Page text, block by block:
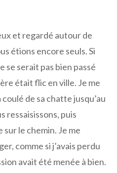
et regardé autour de
étions encore seuls. Si
se serait pas bien passé
était flic en ville. Je me
de sa chatte jusqu’au
ressaisissons, puis
le chemin. Je me
comme si j’avais perdu
avait été menée à bien.